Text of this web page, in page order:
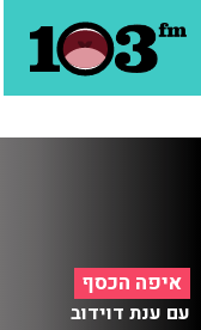
איפה הכסף
עם ענת דוידוב